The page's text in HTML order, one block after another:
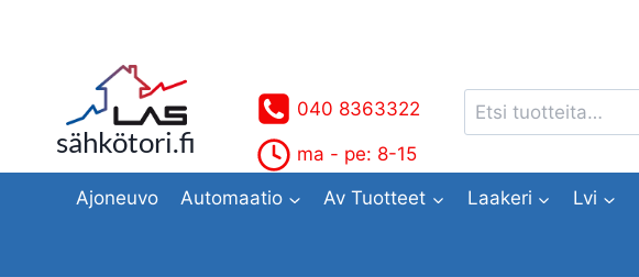
sähkötori.fi
040 8363322
ma - pe: 8-15
Etsi:
Ajoneuvo Automaatio Av Tuotteet Laakeri Lvi